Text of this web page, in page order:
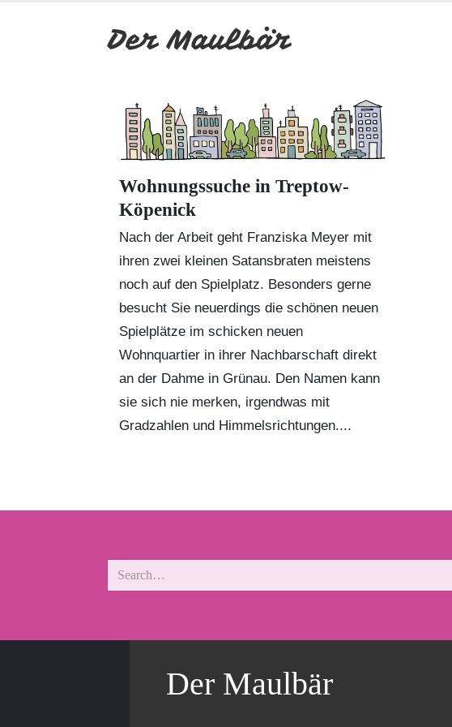
Wohnungssuche in Treptow-
Köpenick
Nach der Arbeit geht Franziska Meyer mit
ihren zwei kleinen Satansbraten meistens
noch auf den Spielplatz. Besonders gerne
besucht Sie neuerdings die schönen neuen
Spielplätze im schicken neuen
Wohnquartier in ihrer Nachbarschaft direkt
an der Dahme in Grünau. Den Namen kann
sie sich nie merken, irgendwas mit
Gradzahlen und Himmelsrichtungen....
Der Maulbär